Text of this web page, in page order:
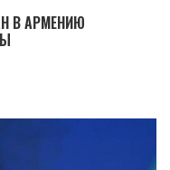
В АРМЕНИЮ